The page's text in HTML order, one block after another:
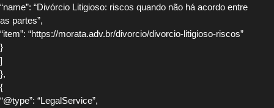
“name”: “Divórcio Litigioso: riscos quando não há acordo entre
as partes”,
“item”: “https://morata.adv.br/divorcio/divorcio-litigioso-riscos”
}
]
},
{
“@type”: “LegalService”,